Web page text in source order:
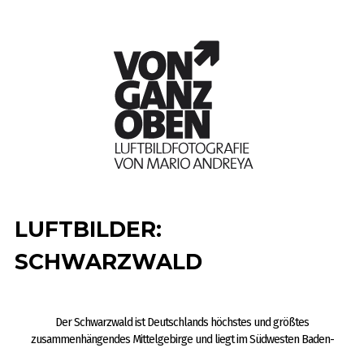
LUFTBILDER:
SCHWARZWALD
Der Schwarzwald ist Deutschlands höchstes und größtes
zusammenhängendes Mittelgebirge und liegt im Südwesten Baden-